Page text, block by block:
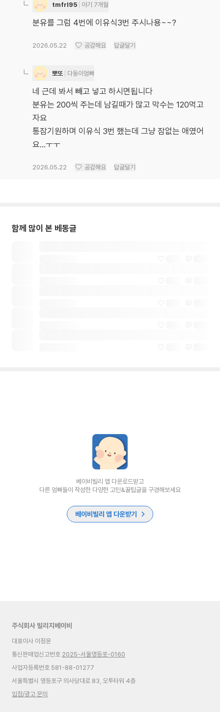
tmfrl95 아기 7개월
분유를 그럼 4번에 이유식3번 주시나용~~?
2026.05.22 공감해요 답글달기
뽀또 다둥이엄빠
네 근데 봐서 빼고 넣고 하시면됩니다
분유는 200씩 주는데 남길때가 많고 막수는 120먹고
자요
통잠기원하며 이유식 3번 했는데 그냥 잠없는 애였어
요...ㅜㅜ
2026.05.22 공감해요 답글달기
함께 많이 본 베동글
베이비빌리 앱 다운로드받고
다른 엄빠들이 작성한 다양한 고민&꿀팁글을 구경해보세요
베이비빌리 앱 다운받기
주식회사 빌리지베이비
대표이사 이정윤
통신판매업신고번호 2025-서울영등포-0160
사업자등록번호 581-88-01277
서울특별시 영등포구 의사당대로 83, 오투타워 4층
입점/광고 문의